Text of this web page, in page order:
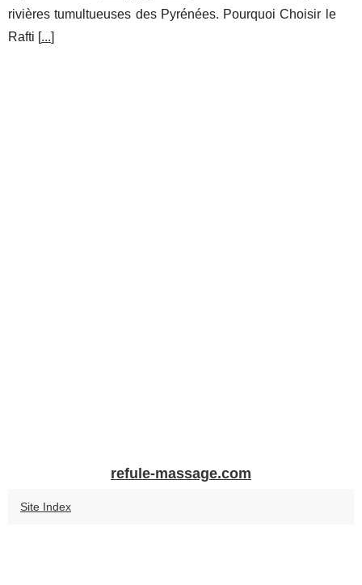
rivières tumultueuses des Pyrénées. Pourquoi Choisir le
Rafti [...]
refule-massage.com
Site Index